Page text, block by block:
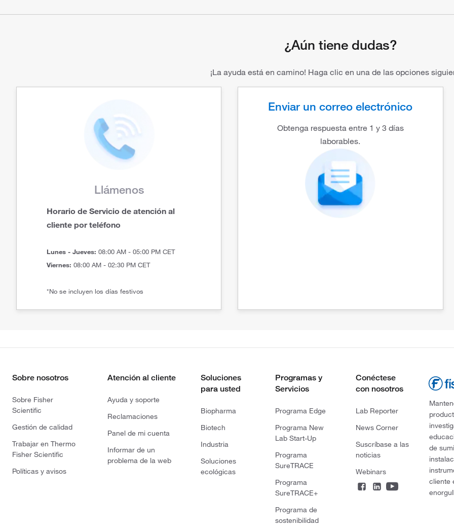
¿Aún tiene dudas?
¡La ayuda está en camino! Haga clic en una de las opciones
Llámenos
Horario de Servicio de atención al
cliente por teléfono
Lunes - Jueves: 08:00 AM - 05:00 PM CET
Viernes: 08:00 AM - 02:30 PM CET
*No se incluyen los días festivos
Enviar un correo electrónico
Obtenga respuesta entre 1 y 3 días
laborables.
Sobre nosotros
Sobre Fisher
Scientific
Gestión de calidad
Trabajar en Thermo
Fisher Scientific
Políticas y avisos
Atención al cliente
Ayuda y soporte
Reclamaciones
Panel de mi cuenta
Informar de un
problema de la web
Soluciones
para usted
Biopharma
Biotech
Industria
Soluciones
ecológicas
Programas y
Servicios
Programa Edge
Programa New
Lab Start-Up
Programa
SureTRACE
Programa
SureTRACE+
Programa de
sostenibilidad
Conéctese
con nosotros
Lab Reporter
News Corner
Suscríbase a las
noticias
Webinars
de
cliente